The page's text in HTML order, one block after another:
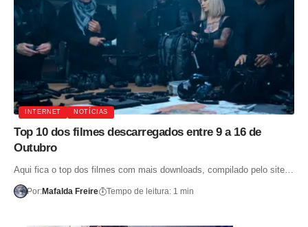
INTERNET NOTÍCIAS
Top 10 dos filmes descarregados entre 9 a 16 de
Outubro
Aqui fica o top dos filmes com mais downloads, compilado pelo site…
Por:Mafalda Freire Tempo de leitura: 1 min